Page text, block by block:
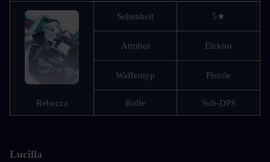
Rebecca
Seltenheit 5★
Attribut Elektro
Waffentyp Pistole
Rolle Sub-DPS
Lucilla